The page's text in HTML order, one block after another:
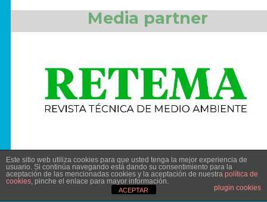
Media partner
Este sitio web utiliza cookies para que usted tenga la mejor experiencia de
usuario. Si continúa navegando está dando su consentimiento para la
aceptación de las mencionadas cookies y la aceptación de nuestra política de
cookies, pinche el enlace para mayor información.
plugin cookies
ACEPTAR